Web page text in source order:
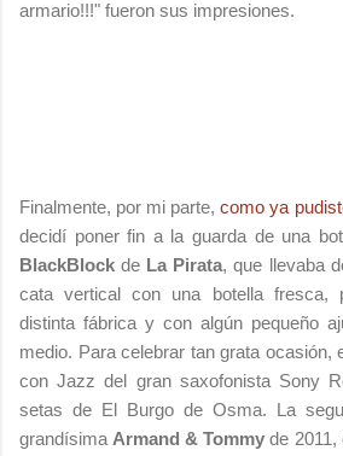
armario!!!" fueron sus impresiones.
Finalmente, por mi parte,como ya
decidí poner fin a la guarda de una
BlackBlock de La Pirata, que llevaba
cata vertical con una botella fresca,
distinta fábrica y con algún pequeño
medio. Para celebrar tan grata ocasión,
con Jazz del gran saxofonista Sony
setas de El Burgo de Osma. La
grandísima Armand & Tommy de 2011,